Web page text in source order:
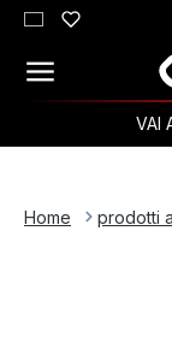
Passa al
VAI
Home prodotti